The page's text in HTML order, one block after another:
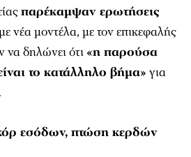
παρέκαμψαν ερωτήσεις
νέα μοντέλα, με τον επικεφαλής
να δηλώνει ότι «η παρούσα
το κατάλληλο βήμα» για
εσόδων, πτώση κερδών